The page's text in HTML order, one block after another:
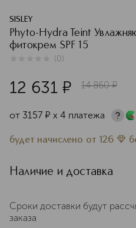
SISLEY
Phyto-Hydra Teint
фитокрем SPF 15
(0)
12 631 ¤ 14 860 ¤
от 3157 ¤ х 4 платежа
будет начислено от 126
Наличие и доставка
Сроки доставки будут
заказа